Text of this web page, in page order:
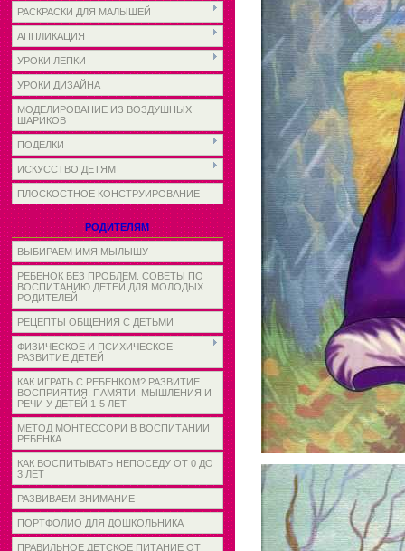
РАСКРАСКИ ДЛЯ МАЛЫШЕЙ
АППЛИКАЦИЯ
УРОКИ ЛЕПКИ
УРОКИ ДИЗАЙНА
МОДЕЛИРОВАНИЕ ИЗ ВОЗДУШНЫХ
ШАРИКОВ
ПОДЕЛКИ
ИСКУССТВО ДЕТЯМ
ПЛОСКОСТНОЕ КОНСТРУИРОВАНИЕ
РОДИТЕЛЯМ
ВЫБИРАЕМ ИМЯ МЫЛЫШУ
РЕБЕНОК БЕЗ ПРОБЛЕМ. СОВЕТЫ ПО
ВОСПИТАНИЮ ДЕТЕЙ ДЛЯ МОЛОДЫХ
РОДИТЕЛЕЙ
РЕЦЕПТЫ ОБЩЕНИЯ С ДЕТЬМИ
ФИЗИЧЕСКОЕ И ПСИХИЧЕСКОЕ
РАЗВИТИЕ ДЕТЕЙ
КАК ИГРАТЬ С РЕБЕНКОМ? РАЗВИТИЕ
ВОСПРИЯТИЯ, ПАМЯТИ, МЫШЛЕНИЯ И
РЕЧИ У ДЕТЕЙ 1-5 ЛЕТ
МЕТОД МОНТЕССОРИ В ВОСПИТАНИИ
РЕБЕНКА
КАК ВОСПИТЫВАТЬ НЕПОСЕДУ ОТ 0 ДО
3 ЛЕТ
РАЗВИВАЕМ ВНИМАНИЕ
ПОРТФОЛИО ДЛЯ ДОШКОЛЬНИКА
ПРАВИЛЬНОЕ ДЕТСКОЕ ПИТАНИЕ ОТ